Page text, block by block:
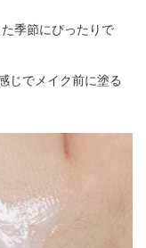
季節にぴったりで
じでメイク前に塗る